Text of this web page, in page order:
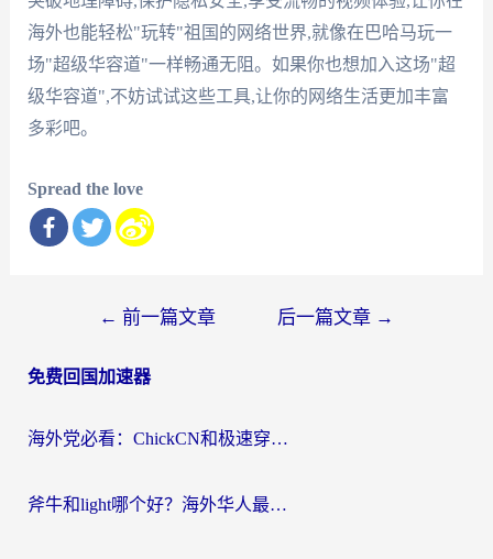
海外也能轻松"玩转"祖国的网络世界,就像在巴哈马玩一
场"超级华容道"一样畅通无阻。如果你也想加入这场"超
级华容道",不妨试试这些工具,让你的网络生活更加丰富
多彩吧。
Spread the love
导
← 前一篇文章 后一篇文章 →
免费回国加速器
海外党必看：ChickCN和极速穿梭VPN好用吗？3招教你选对回国加速器无缝刷国内资源
斧牛和light哪个好？海外华人最关心的回国加速器选择难题，一篇讲透